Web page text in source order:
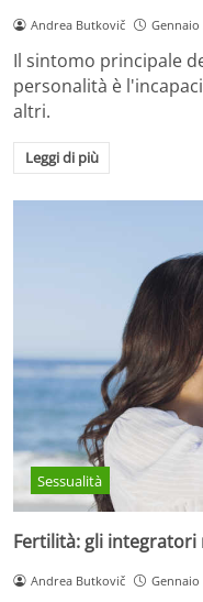
Andrea Butkovič Gennaio
Il sintomo principale
personalità è
altri.
Leggi di più
Sessualità
Fertilità: gli
Andrea Butkovič Gennaio